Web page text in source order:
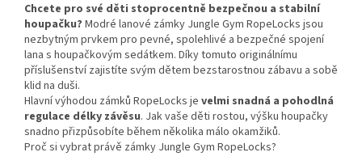
Chcete pro své děti stoprocentně bezpečnou a stabilní
houpačku? Modré lanové zámky Jungle Gym RopeLocks jsou
nezbytným prvkem pro pevné, spolehlivé a bezpečné spojení
lana s houpačkovým sedátkem. Díky tomuto originálnímu
příslušenství zajistíte svým dětem bezstarostnou zábavu a sobě
klid na duši.
Hlavní výhodou zámků RopeLocks je velmi snadná a pohodlná
regulace délky závěsu. Jak vaše děti rostou, výšku houpačky
snadno přizpůsobíte během několika málo okamžiků.
Proč si vybrat právě zámky Jungle Gym RopeLocks?